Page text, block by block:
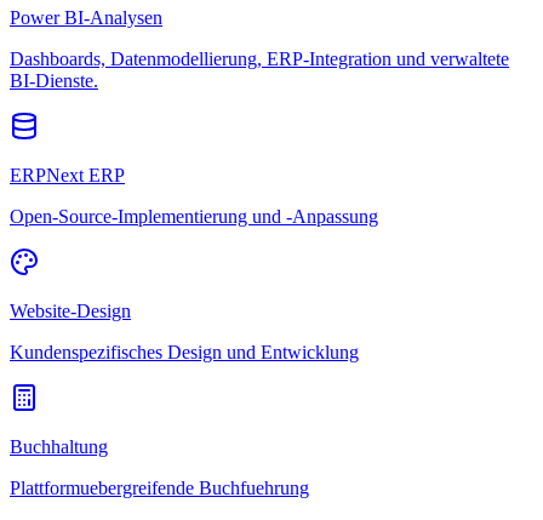
Power BI-Analysen
Dashboards, Datenmodellierung, ERP-Integration und verwaltete
BI-Dienste.
ERPNext ERP
Open-Source-Implementierung und -Anpassung
Website-Design
Kundenspezifisches Design und Entwicklung
Buchhaltung
Plattformuebergreifende Buchfuehrung